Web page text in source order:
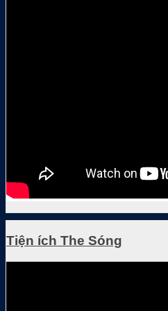
Tiện ích The Sóng